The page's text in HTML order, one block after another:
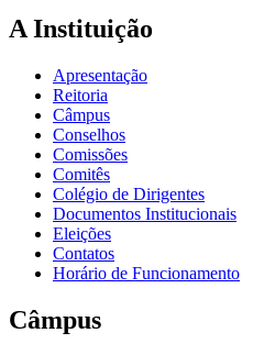
A Instituição
Apresentação
Reitoria
Câmpus
Conselhos
Comissões
Comitês
Colégio de Dirigentes
Documentos Institucionais
Eleições
Contatos
Horário de Funcionamento
Câmpus